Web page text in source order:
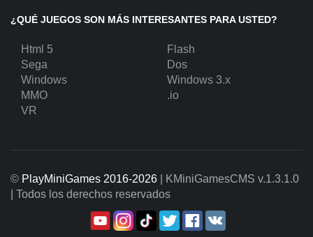
¿QUÉ JUEGOS SON MÁS INTERESANTES PARA USTED?
Html 5
Flash
Sega
Dos
Windows
Windows 3.x
MMO
.io
VR
© PlayMiniGames 2016-2026 | KMiniGamesCMS v.1.3.1.0
| Todos los derechos reservados